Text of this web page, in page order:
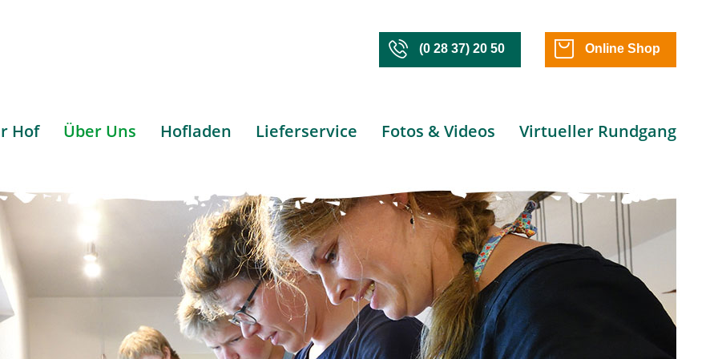
(0 28 37) 20 50 Online Shop
Hof Über Uns Hofladen Lieferservice Fotos & Videos Virtueller Rundgang